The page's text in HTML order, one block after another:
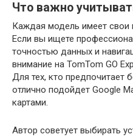
Что важно
Каждая модель имеет свои
Если вы ищете
точностью данных и
внимание на TomTom GO
Для тех, кто предпочитает
отлично подойдет Google
картами.
Автор советует выбирать